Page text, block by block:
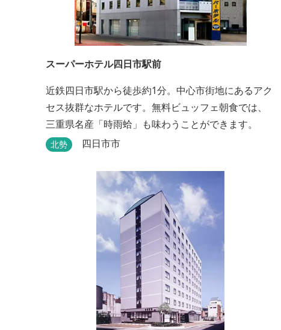
スーパーホテル四日市駅前
近鉄四日市駅から徒歩約1分。中心市街地にあるアク
セス抜群なホテルです。無料ビュッフェ朝食では、
三重県名産「時雨蛤」も味わうことができます。
北勢 四日市市